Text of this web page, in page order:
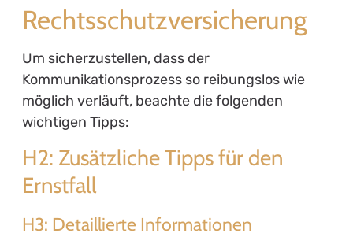
Rechtsschutzversicherung
Um sicherzustellen, dass der
Kommunikationsprozess so reibungslos wie
möglich verläuft, beachte die folgenden
wichtigen Tipps:
H2: Zusätzliche Tipps für den
Ernstfall
H3: Detaillierte Informationen